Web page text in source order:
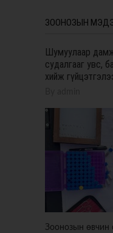
ЗООНОЗЫН
Шумуулаар
судалгааг увс,
хийж
Зоонозын өвчин